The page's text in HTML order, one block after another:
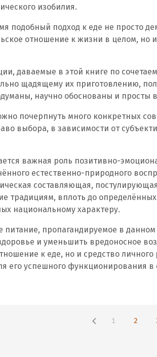
изобилия.
подобный подход к еде не просто
отношение к жизни в целом, но
даваемые в этой книге по
щадящему их приготовлению,
научно обоснованы и просты
почерпнуть много конкретных
выбора, в зависимости от
важная роль позитивно-
естественно-природного
составляющая,
традициям, вплоть до
национальному характеру.
питание, пропагандируемое в
и уменьшить вредоносное
к еде, но и средство
его успешного функционирования в
1 2